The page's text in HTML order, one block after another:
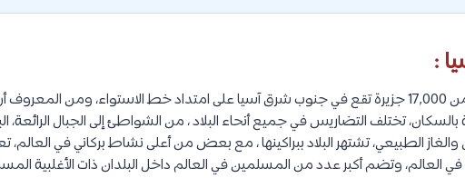
:
تختلف التضاريس في جميع أنحاء البلاد ، من الشواطئ إلى الجبال الرائعة،
والغاز الطبيعي، تشتهر البلاد ببراكينها ، مع بعض من أعلى نشاط بركاني في العالم،
العالم، وتضم أكبر عدد من المسلمين في العالم داخل البلدان ذات الأغلبية